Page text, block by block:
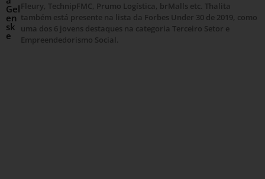
Gel
en
sk
e
Fleury, TechnipFMC, Prumo Logística, brMalls etc. Thalita
também está presente na lista da Forbes Under 30 de 2019, como
uma dos 6 jovens destaques na categoria Terceiro Setor e
Empreendedorismo Social.